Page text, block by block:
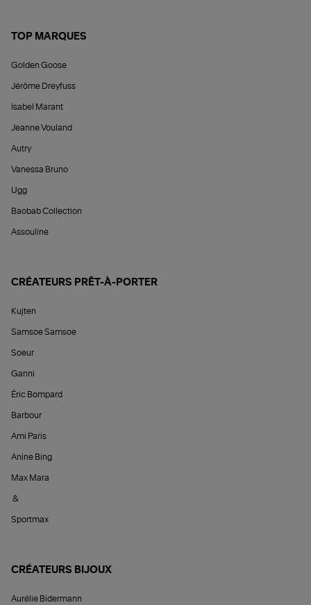
TOP MARQUES
Golden Goose
Jérôme Dreyfuss
Isabel Marant
Jeanne Vouland
Autry
Vanessa Bruno
Ugg
Baobab Collection
Assouline
CRÉATEURS PRÊT-À-PORTER
Kujten
Samsoe Samsoe
Soeur
Ganni
Éric Bompard
Barbour
Ami Paris
Anine Bing
Max Mara
&
Sportmax
CRÉATEURS BIJOUX
Aurélie Bidermann